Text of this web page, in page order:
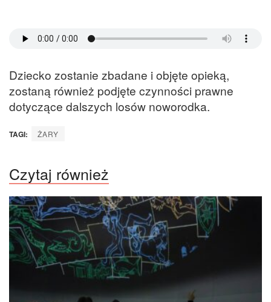
Dziecko zostanie zbadane i objęte opieką,
zostaną również podjęte czynności prawne
dotyczące dalszych losów noworodka.
TAGI: ŻARY
Czytaj również